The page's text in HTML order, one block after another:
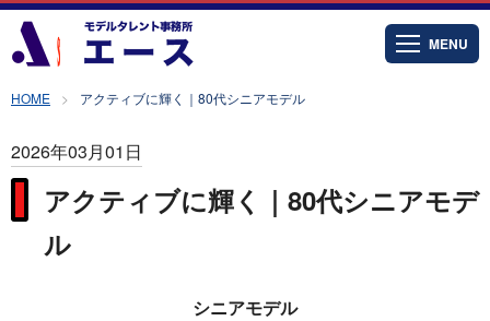
MENU
HOME アクティブに輝く｜80代シニアモデル
2026年03月01日
アクティブに輝く｜80代シニアモデ
ル
シニアモデル